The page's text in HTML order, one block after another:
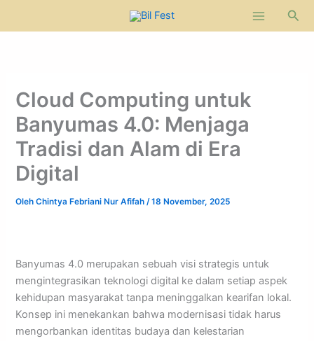
Cari
Cloud Computing untuk
Banyumas 4.0: Menjaga
Tradisi dan Alam di Era
Digital
OlehChintya Febriani Nur Afifah/18 November, 2025
Banyumas 4.0 merupakan sebuah visi strategis untuk
mengintegrasikan teknologi digital ke dalam setiap aspek
kehidupan masyarakat tanpa meninggalkan kearifan lokal.
Konsep ini menekankan bahwa modernisasi tidak harus
mengorbankan identitas budaya dan kelestarian